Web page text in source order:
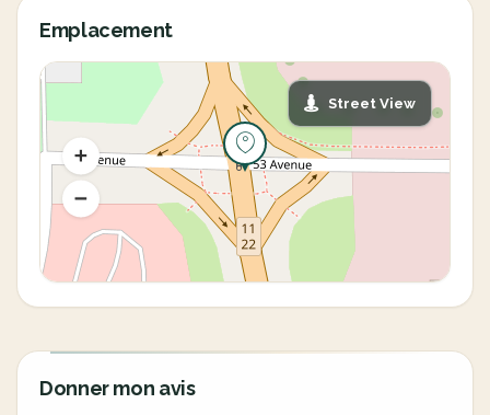
Emplacement
Street View
Donner mon avis